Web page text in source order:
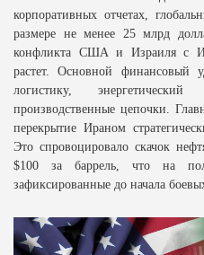
корпоративных отчетах,
размере не менее 25 млрд
конфликта США и Израиля с
растет. Основной финансовый
логистику,
производственные цепочки.
перекрытие Ираном
Это спровоцировало скачок
$100 за баррель, что на
зафиксированные до начала